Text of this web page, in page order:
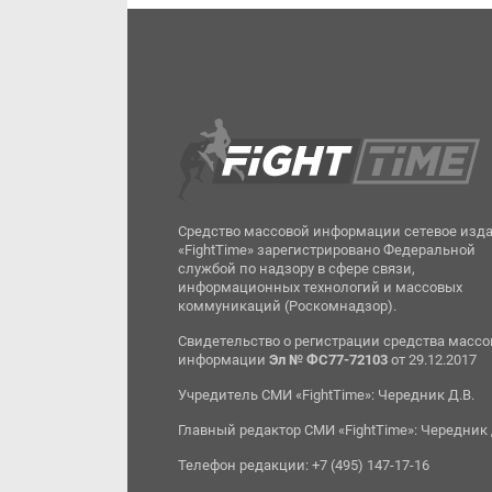
Средство массовой информации сетевое
«FightTime» зарегистрировано Федеральной
службой по надзору в сфере связи,
информационных технологий и массовых
коммуникаций (Роскомнадзор).
Свидетельство о регистрации средства
информацииЭл № ФС77-72103 от 29.12.2017
Учредитель СМИ «FightTime»: Чередник Д.В.
Главный редактор СМИ «FightTime»: Чередник
Телефон редакции: +7 (495) 147-17-16